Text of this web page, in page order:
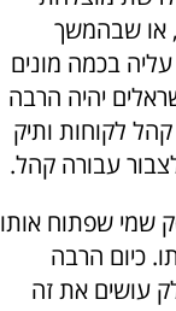
או שבהמשך
עליה בכמה מונים
יהיה הרבה
לקוחות ותיק
עבורה קהל.
שמי שפתוח אותו
כיום הרבה
עושים את זה